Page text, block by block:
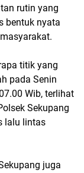
rutin yang
bentuk nyata
titik yang
pada Senin
Wib, terlihat
Sekupang
lalu lintas
juga